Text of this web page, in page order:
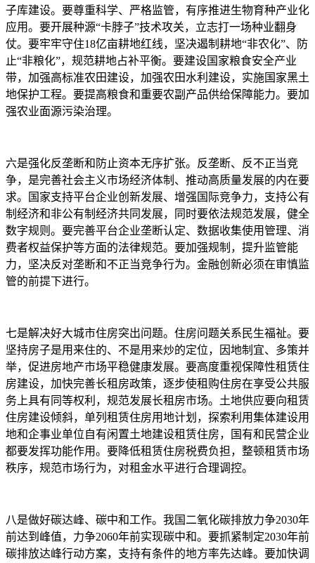
子库建设。要尊重科学、严格监管，有序推进生物育种产业化
应用。要开展种源“卡脖子”技术攻关，立志打一场种业翻身
仗。要牢牢守住18亿亩耕地红线，坚决遏制耕地“非农化”、防
止“非粮化”，规范耕地占补平衡。要建设国家粮食安全产业
带，加强高标准农田建设，加强农田水利建设，实施国家黑土
地保护工程。要提高粮食和重要农副产品供给保障能力。要加
强农业面源污染治理。
六是强化反垄断和防止资本无序扩张。反垄断、反不正当竞
争，是完善社会主义市场经济体制、推动高质量发展的内在要
求。国家支持平台企业创新发展、增强国际竞争力，支持公有
制经济和非公有制经济共同发展，同时要依法规范发展，健全
数字规则。要完善平台企业垄断认定、数据收集使用管理、消
费者权益保护等方面的法律规范。要加强规制，提升监管能
力，坚决反对垄断和不正当竞争行为。金融创新必须在审慎监
管的前提下进行。
七是解决好大城市住房突出问题。住房问题关系民生福祉。要
坚持房子是用来住的、不是用来炒的定位，因地制宜、多策并
举，促进房地产市场平稳健康发展。要高度重视保障性租赁住
房建设，加快完善长租房政策，逐步使租购住房在享受公共服
务上具有同等权利，规范发展长租房市场。土地供应要向租赁
住房建设倾斜，单列租赁住房用地计划，探索利用集体建设用
地和企事业单位自有闲置土地建设租赁住房，国有和民营企业
都要发挥功能作用。要降低租赁住房税费负担，整顿租赁市场
秩序，规范市场行为，对租金水平进行合理调控。
八是做好碳达峰、碳中和工作。我国二氧化碳排放力争2030年
前达到峰值，力争2060年前实现碳中和。要抓紧制定2030年前
碳排放达峰行动方案，支持有条件的地方率先达峰。要加快调